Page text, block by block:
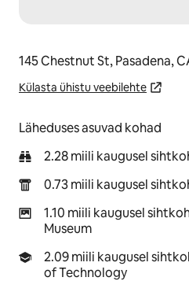
145 Chestnut St, Pasadena,
Külasta ühistu veebilehte
Läheduses asuvad kohad
2.28 miili kaugusel
0.73 miili kaugusel
1.10 miili kaugusel
Museum
2.09 miili kaugusel
of Technology